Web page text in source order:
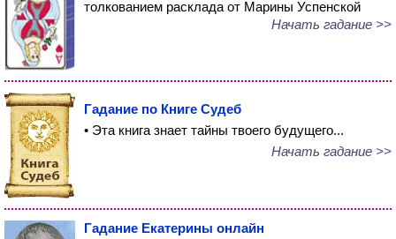
толкованием расклада от Марины Успенской
Начать гадание >>
Гадание по Книге Судеб
• Эта книга знает тайны твоего будущего...
Начать гадание >>
Гадание Екатерины онлайн